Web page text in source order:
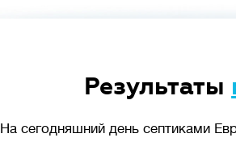
Результаты
На сегодняшний день септиками